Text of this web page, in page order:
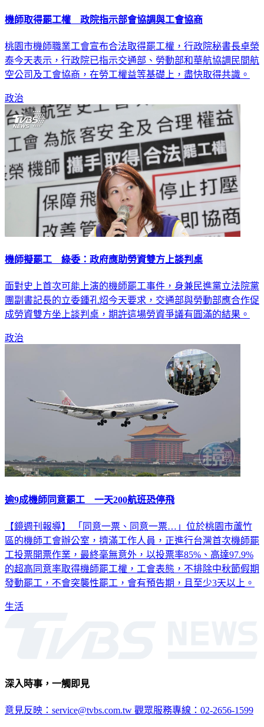
機師取得罷工權 政院指示部會協調與工會協商
桃園市機師職業工會宣布合法取得罷工權，行政院秘書長卓榮
泰今天表示，行政院已指示交通部、勞動部和華航協調民間航
空公司及工會協商，在勞工權益等基礎上，盡快取得共識。
政治
機師擬罷工 綠委：政府應助勞資雙方上談判桌
面對史上首次可能上演的機師罷工事件，身兼民進黨立法院黨
團副書記長的立委鍾孔炤今天要求，交通部與勞動部應合作促
成勞資雙方坐上談判桌，期許這場勞資爭議有圓滿的結果。
政治
逾9成機師同意罷工 一天200航班恐停飛
【鏡週刊報導】 「同意一票、同意一票…」位於桃園市蘆竹
區的機師工會辦公室，擠滿工作人員，正進行台灣首次機師罷
工投票開票作業，最終毫無意外，以投票率85%、高達97.9%
的超高同意率取得機師罷工權，工會表態，不排除中秋節假期
發動罷工，不會突襲性罷工，會有預告期，且至少3天以上。
生活
深入時事，一觸即見
意見反映：service@tvbs.com.tw 觀眾服務專線：02-2656-1599